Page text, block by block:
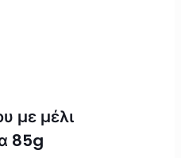
με μέλι
85g